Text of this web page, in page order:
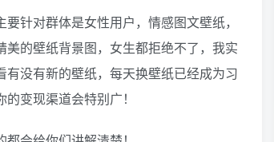
针对群体是女性用户，情感图文壁纸，
的壁纸背景图，女生都拒绝不了，我实
没有新的壁纸，每天换壁纸已经成为习
变现渠道会特别广！